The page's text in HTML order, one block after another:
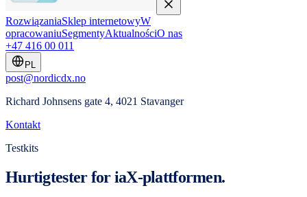
RozwiązaniaSklep internetowyW
opracowaniuSegmentyAktualnościO nas
+47 416 00 011
PL
post@nordicdx.no
Richard Johnsens gate 4, 4021 Stavanger
Kontakt
Testkits
Hurtigtester for iaX-plattformen.